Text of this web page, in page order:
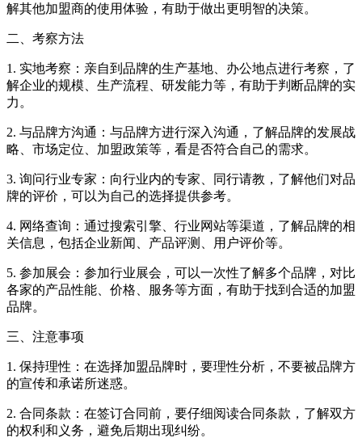
解其他加盟商的使用体验，有助于做出更明智的决策。
二、考察方法
1. 实地考察：亲自到品牌的生产基地、办公地点进行考察，了
解企业的规模、生产流程、研发能力等，有助于判断品牌的实
力。
2. 与品牌方沟通：与品牌方进行深入沟通，了解品牌的发展战
略、市场定位、加盟政策等，看是否符合自己的需求。
3. 询问行业专家：向行业内的专家、同行请教，了解他们对品
牌的评价，可以为自己的选择提供参考。
4. 网络查询：通过搜索引擎、行业网站等渠道，了解品牌的相
关信息，包括企业新闻、产品评测、用户评价等。
5. 参加展会：参加行业展会，可以一次性了解多个品牌，对比
各家的产品性能、价格、服务等方面，有助于找到合适的加盟
品牌。
三、注意事项
1. 保持理性：在选择加盟品牌时，要理性分析，不要被品牌方
的宣传和承诺所迷惑。
2. 合同条款：在签订合同前，要仔细阅读合同条款，了解双方
的权利和义务，避免后期出现纠纷。